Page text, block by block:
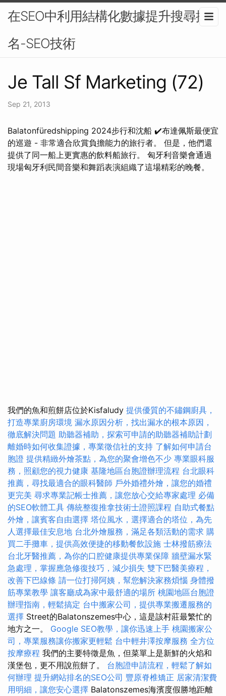
在SEO中利用結構化數據提升搜尋排
名-SEO技術
Je Tall Sf Marketing (72)
Sep 21, 2013
Balatonfüredshipping 2024步行和沈船 ✔️布達佩斯最便宜
的巡遊 - 非常適合欣賞負擔能力的旅行者。 但是，他們還
提供了同一船上更實惠的飲料船旅行。 匈牙利音樂會通過
現場匈牙利民間音樂和舞蹈表演組織了這場精彩的晚餐。
我們的魚和煎餅店位於Kisfaludy 提供優質的不鏽鋼廚具，
打造專業廚房環境 漏水原因分析，找出漏水的根本原因，
徹底解決問題 助聽器補助，探索可申請的助聽器補助計劃
離婚時如何收集證據，專業徵信社的支持 了解如何申請台
胞證 提供精緻外燴茶點，為您的聚會增色不少 專業眼科服
務，照顧您的視力健康 基隆地區台胞證辦理流程 台北眼科
推薦，尋找最適合的眼科醫師 戶外婚禮外燴，讓您的婚禮
更完美 尋求專業記帳士推薦，讓您放心交給專家處理 必備
的SEO軟體工具 傳統整復推拿技術士證照課程 自助式餐點
外燴，讓賓客自由選擇 塔位風水，選擇適合的塔位，為先
人選擇最佳安息地 台北外燴服務，滿足各類活動的需求 購
買二手攤車，提供高效便捷的移動餐飲設施 士林撥筋療法
台北牙醫推薦，為你的口腔健康提供專業保障 牆壁漏水緊
急處理，掌握應急修復技巧，減少損失 雙下巴醫美療程，
改善下巴線條 請一位打掃阿姨，幫您解決家務煩惱 身體撥
筋專業教學 讓客廳成為家中最舒適的場所 桃園地區台胞證
辦理指南，輕鬆搞定 台中搬家公司，提供專業搬遷服務的
選擇 Street的Balatonszemes中心，這是該村莊最繁忙的
地方之一。 Google SEO教學，讓你迅速上手 桃園搬家公
司，專業服務讓你搬家更輕鬆 台中輕井澤按摩服務 全方位
按摩療程 我們的主要特徵是魚，但菜單上是新鮮的火焰和
漢堡包，更不用說煎餅了。 台胞證申請流程，輕鬆了解如
何辦理 提升網站排名的SEO公司 豐原脊椎矯正 居家清潔費
用明細，讓您安心選擇 Balatonszemes海濱度假勝地距離